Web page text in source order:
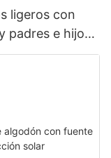
ligeros con
padres e hijos